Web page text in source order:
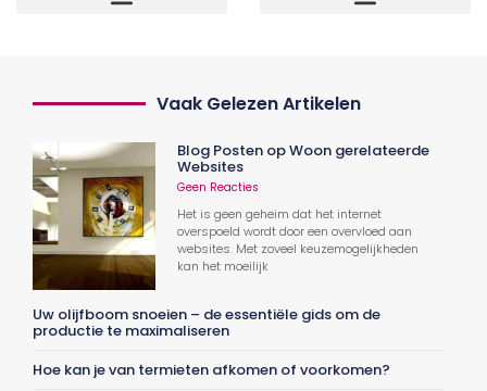
Vaak Gelezen Artikelen
Blog Posten op Woon gerelateerde
Websites
Geen Reacties
Het is geen geheim dat het internet
overspoeld wordt door een overvloed aan
websites. Met zoveel keuzemogelijkheden
kan het moeilijk
Uw olijfboom snoeien – de essentiële gids om de
productie te maximaliseren
Hoe kan je van termieten afkomen of voorkomen?